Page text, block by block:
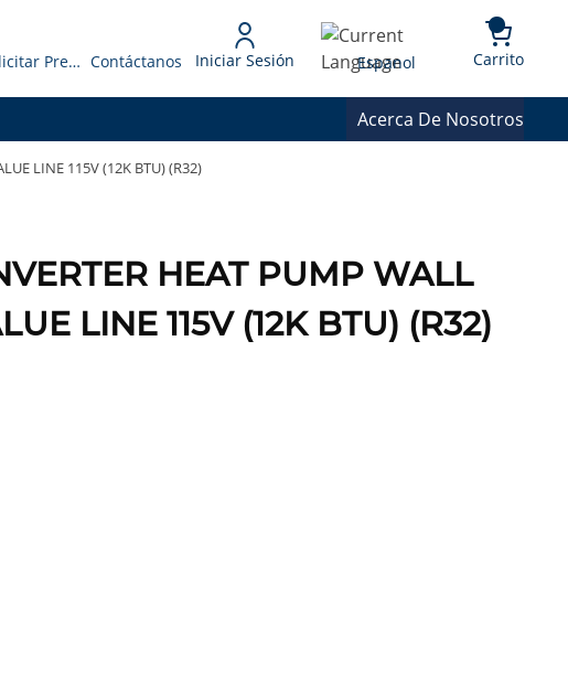
Solicitar Presupuesto Contáctanos Iniciar Sesión Language
Espanol Carrito{0}
Acerca De Nosotros
LINE 115V (12K BTU) (R32)
HEAT PUMP WALL
LINE 115V (12K BTU) (R32)